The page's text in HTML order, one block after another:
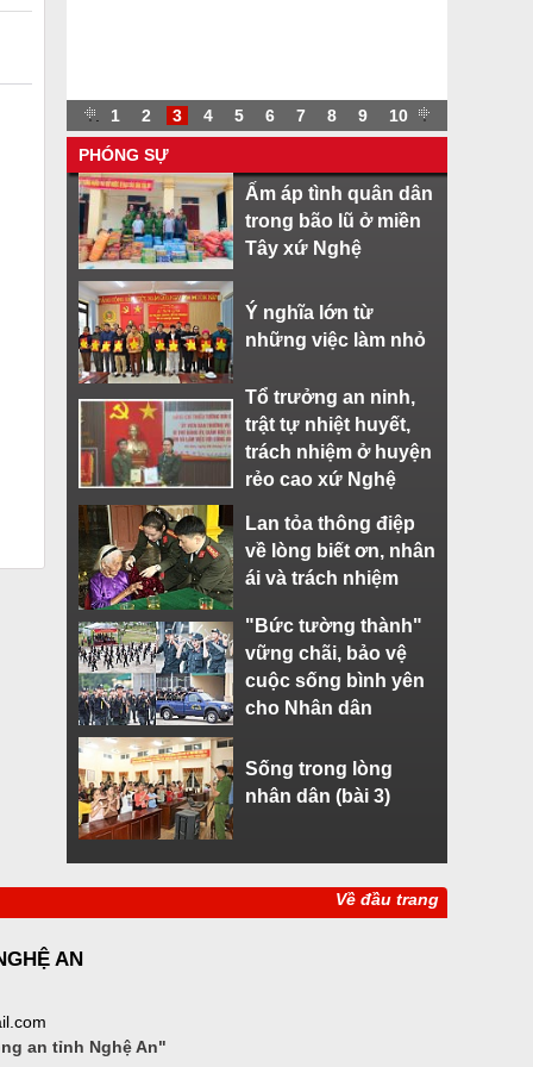
. 1 2 3 4 5 6 7 8 9 10 .
PHÓNG SỰ
Ấm áp tình quân dân
trong bão lũ ở miền
Tây xứ Nghệ
Ý nghĩa lớn từ
những việc làm nhỏ
Tổ trưởng an ninh,
trật tự nhiệt huyết,
trách nhiệm ở huyện
rẻo cao xứ Nghệ
Lan tỏa thông điệp
về lòng biết ơn, nhân
ái và trách nhiệm
"Bức tường thành"
vững chãi, bảo vệ
cuộc sống bình yên
cho Nhân dân
Sống trong lòng
nhân dân (bài 3)
Về đầu trang
AN
an tỉnh Nghệ An"